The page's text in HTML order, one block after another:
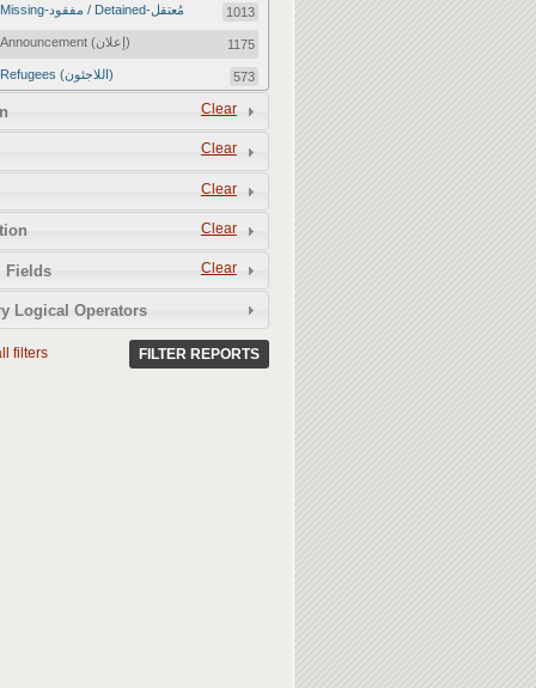
Missing-مفقود / Detained-مُعتقل 1013
Announcement (إعلان) 1175
Refugees (اللاجئون) 573
1672
Revenge Killings (القتل بدافع الانتقام) 11
2
13
Clear
Clear
Clear
Clear
Clear
Fields
Logical Operators
filters FILTER REPORTS